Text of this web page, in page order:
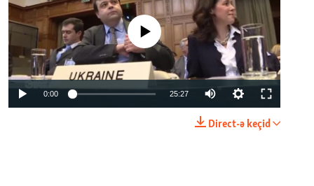
No media source currently available
0:00 25:27
Direct-ə keçid